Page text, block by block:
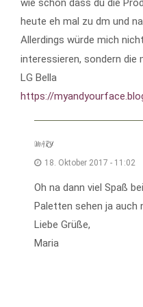
wie schön dass du die
heute eh mal zu dm und
Allerdings würde mich
interessieren, sondern die
LG Bella
https://
MARY
18. Oktober 2017 - 11:02
Oh na dann viel Spaß
Paletten sehen ja auch
Liebe Grüße,
Maria